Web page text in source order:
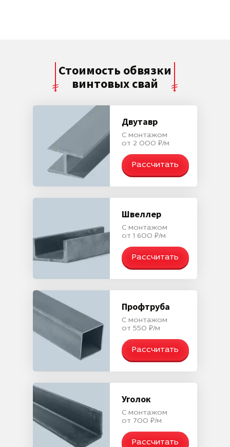
Стоимость обвязки
винтовых свай
Двутавр
С монтажом
от 2 000 ₽/м
Рассчитать
Швеллер
С монтажом
от 1 600 ₽/м
Рассчитать
Профтруба
С монтажом
от 550 ₽/м
Рассчитать
Уголок
С монтажом
от 700 ₽/м
Рассчитать